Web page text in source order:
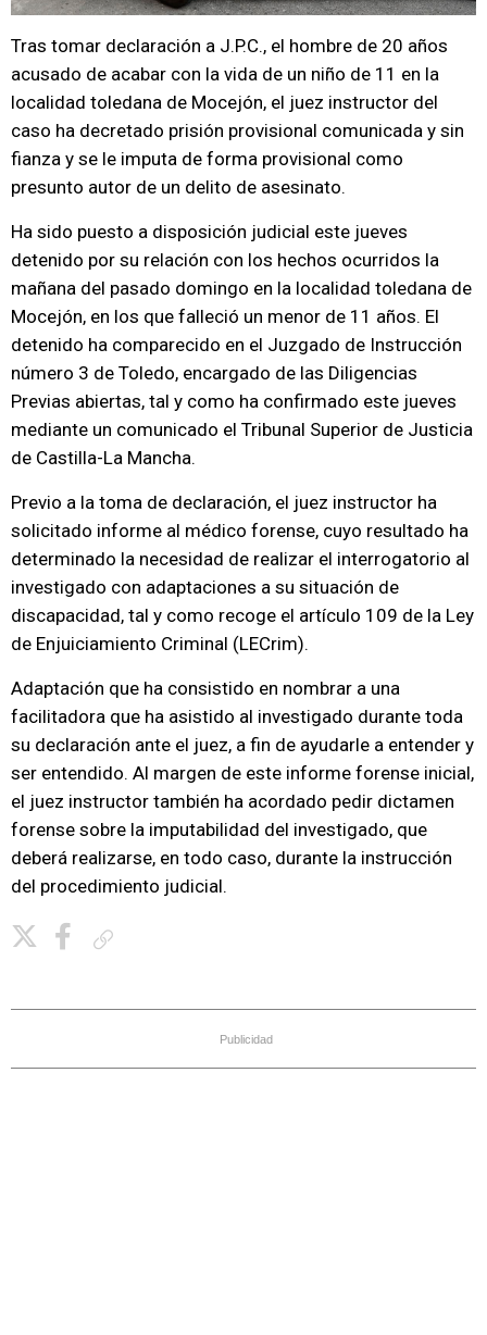
Tras tomar declaración a J.P.C., el hombre de 20 años
acusado de acabar con la vida de un niño de 11 en la
localidad toledana de Mocejón, el juez instructor del
caso ha decretado prisión provisional comunicada y sin
fianza y se le imputa de forma provisional como
presunto autor de un delito de asesinato.
Ha sido puesto a disposición judicial este jueves
detenido por su relación con los hechos ocurridos la
mañana del pasado domingo en la localidad toledana de
Mocejón, en los que falleció un menor de 11 años. El
detenido ha comparecido en el Juzgado de Instrucción
número 3 de Toledo, encargado de las Diligencias
Previas abiertas, tal y como ha confirmado este jueves
mediante un comunicado el Tribunal Superior de Justicia
de Castilla-La Mancha.
Previo a la toma de declaración, el juez instructor ha
solicitado informe al médico forense, cuyo resultado ha
determinado la necesidad de realizar el interrogatorio al
investigado con adaptaciones a su situación de
discapacidad, tal y como recoge el artículo 109 de la Ley
de Enjuiciamiento Criminal (LECrim).
Adaptación que ha consistido en nombrar a una
facilitadora que ha asistido al investigado durante toda
su declaración ante el juez, a fin de ayudarle a entender y
ser entendido. Al margen de este informe forense inicial,
el juez instructor también ha acordado pedir dictamen
forense sobre la imputabilidad del investigado, que
deberá realizarse, en todo caso, durante la instrucción
del procedimiento judicial.
Publicidad